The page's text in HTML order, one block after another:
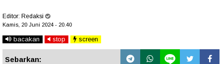
Editor: Redaksi
Kamis, 20 Juni 2024 - 20.40
bacakan stop screen
Sebarkan: